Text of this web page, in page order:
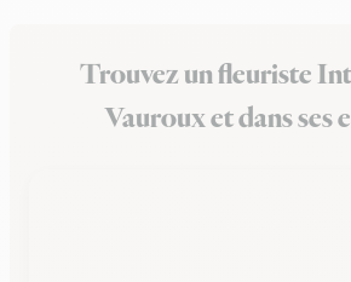
Trouvez un fleuriste
Vauroux et dans ses